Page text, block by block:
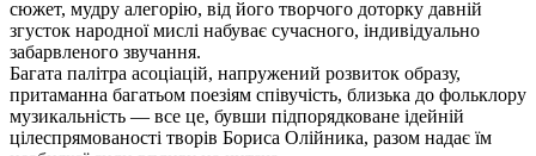
сюжет, мудру алегорію, від його творчого доторку давній
згусток народної мислі набуває сучасного, індивідуально
забарвленого звучання.
Багата палітра асоціацій, напружений розвиток образу,
притаманна багатьом поезіям співучість, близька до фольклору
музикальність — все це, бувши підпорядковане ідейній
цілеспрямованості творів Бориса Олійника, разом надає їм